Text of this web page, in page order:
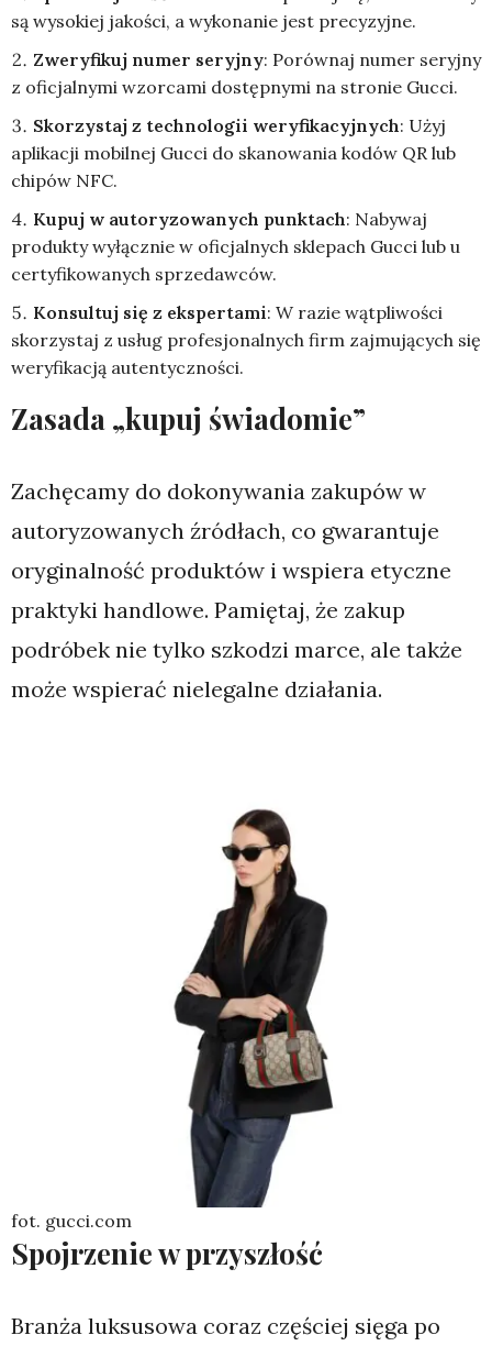
są wysokiej jakości, a wykonanie jest precyzyjne.
Zweryfikuj numer seryjny: Porównaj numer seryjny
z oficjalnymi wzorcami dostępnymi na stronie Gucci.
Skorzystaj z technologii weryfikacyjnych: Użyj
aplikacji mobilnej Gucci do skanowania kodów QR lub
chipów NFC.
Kupuj w autoryzowanych punktach: Nabywaj
produkty wyłącznie w oficjalnych sklepach Gucci lub u
certyfikowanych sprzedawców.
Konsultuj się z ekspertami: W razie wątpliwości
skorzystaj z usług profesjonalnych firm zajmujących się
weryfikacją autentyczności.
Zasada „kupuj świadomie”
Zachęcamy do dokonywania zakupów w
autoryzowanych źródłach, co gwarantuje
oryginalność produktów i wspiera etyczne
praktyki handlowe. Pamiętaj, że zakup
podróbek nie tylko szkodzi marce, ale także
może wspierać nielegalne działania.
fot. gucci.com
Spojrzenie w przyszłość
Branża luksusowa coraz częściej sięga po